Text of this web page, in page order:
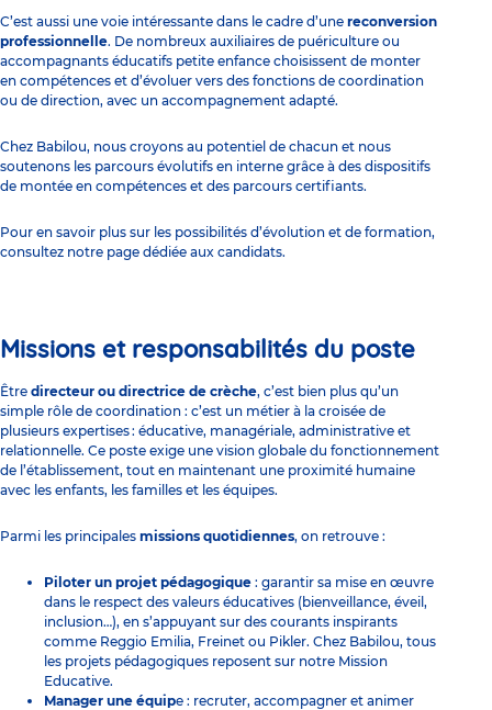
C’est aussi une voie intéressante dans le cadre d’une reconversion
professionnelle. De nombreux auxiliaires de puériculture ou
accompagnants éducatifs petite enfance choisissent de monter
en compétences et d’évoluer vers des fonctions de coordination
ou de direction, avec un accompagnement adapté.
Chez Babilou, nous croyons au potentiel de chacun et nous
soutenons les parcours évolutifs en interne grâce à des dispositifs
de montée en compétences et des parcours certifiants.
Pour en savoir plus sur les possibilités d’évolution et de formation,
consultez notre page dédiée aux candidats.
Missions et responsabilités du poste
Être directeur ou directrice de crèche, c’est bien plus qu’un
simple rôle de coordination : c’est un métier à la croisée de
plusieurs expertises : éducative, managériale, administrative et
relationnelle. Ce poste exige une vision globale du fonctionnement
de l’établissement, tout en maintenant une proximité humaine
avec les enfants, les familles et les équipes.
Parmi les principales missions quotidiennes, on retrouve :
Piloter un projet pédagogique : garantir sa mise en œuvre
dans le respect des valeurs éducatives (bienveillance, éveil,
inclusion…), en s’appuyant sur des courants inspirants
comme Reggio Emilia, Freinet ou Pikler. Chez Babilou, tous
les projets pédagogiques reposent sur notre Mission
Educative.
Manager une équipe : recruter, accompagner et animer